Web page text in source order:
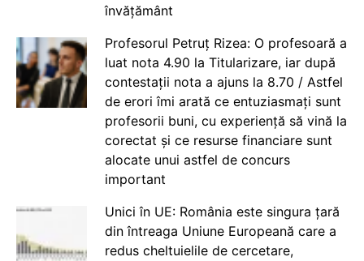
învățământ
Profesorul Petruț Rizea: O profesoară a
luat nota 4.90 la Titularizare, iar după
contestații nota a ajuns la 8.70 / Astfel
de erori îmi arată ce entuziasmați sunt
profesorii buni, cu experiență să vină la
corectat și ce resurse financiare sunt
alocate unui astfel de concurs
important
Unici în UE: România este singura țară
din întreaga Uniune Europeană care a
redus cheltuielile de cercetare,